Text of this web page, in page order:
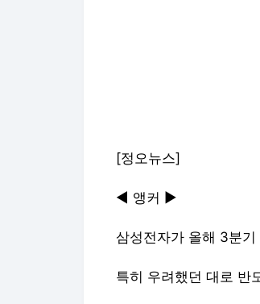
[정오뉴스]
◀ 앵커 ▶
삼성전자가 올해 3분
특히 우려했던 대로 반